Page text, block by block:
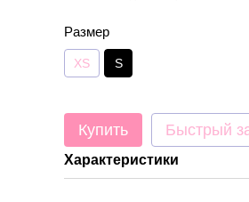
Размер
XS S
Купить Быстрый
Характеристики